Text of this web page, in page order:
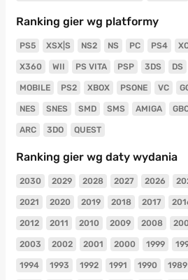
Ranking gier wg platformy
PS5 XSX|S NS2 NS PC PS4
X360 WII PS VITA PSP 3DS DS
MOBILE PS2 XBOX PSONE VC
NES SNES SMD SMS AMIGA
ARC 3DO QUEST
Ranking gier wg daty wydania
2030 2029 2028 2027 2026
2021 2020 2019 2018 2017
2012 2011 2010 2009 2008
2003 2002 2001 2000 1999
1994 1993 1992 1991 1990 1989